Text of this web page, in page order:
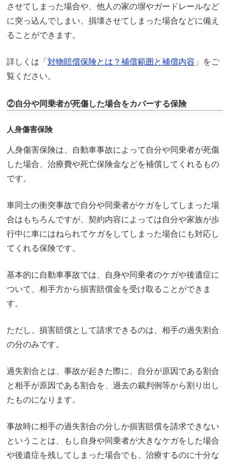
させてしまった場合や、他人の家の塀やガードレールなど
に突っ込んでしまい、損壊させてしまった場合などに備え
ることができます。
詳しくは「 対物賠償保険とは？補償範囲と補償内容 」をご
覧ください。
②自分や同乗者が死傷した場合をカバーする保険
人身傷害保険
人身傷害保険は、自動車事故によって自分や同乗者が死傷
した場合、治療費や死亡保険金などを補償してくれるもの
です。
車同士の衝突事故で自分や同乗者がケガをしてしまった場
合はもちろんですが、契約内容によっては自分や家族が歩
行中に車にはねられてケガをしてしまった場合にも対応し
てくれる保険です。
基本的に自動車事故では、自身や同乗者のケガや後遺症に
ついて、相手方から損害賠償金を受け取ることができま
す。
ただし、損害賠償として請求できるのは、相手の過失割合
の分のみです。
過失割合とは、事故が起きた際に、自分が原因である割合
と相手が原因である割合を、過去の裁判例等から割り出し
たものになります。
事故時に相手の過失割合の分しか損害賠償を請求できない
ということは、もし自身や同乗者が大きなケガをした場合
や後遺症を残してしまった場合でも、治療するのに十分な